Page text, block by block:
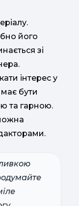
його
зі
інтерес у
бути
та гарною.